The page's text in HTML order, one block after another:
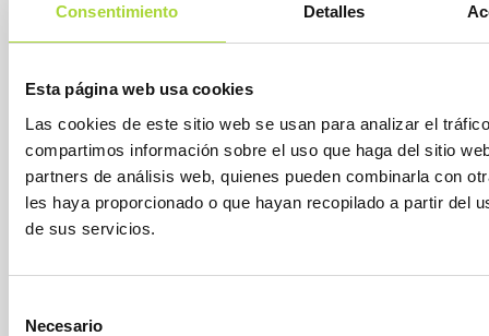
Consentimiento Detalles
Esta página web usa cookies
Las cookies de este sitio web se usan para analizar el
compartimos información sobre el uso que haga del sitio
partners de análisis web, quienes pueden combinarla con
les haya proporcionado o que hayan recopilado a partir del
de sus servicios.
Necesario
SOBRE BIOSIM
JUNTA DIRECTIVA
EQUIPO
ASOCIADOS